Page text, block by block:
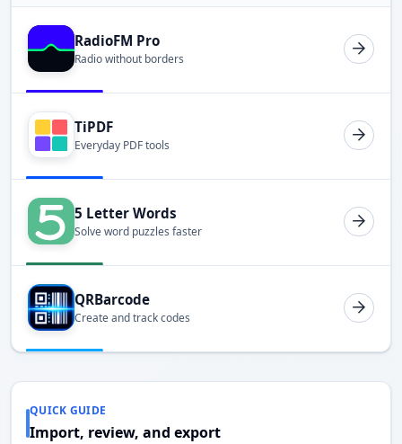
RadioFM Pro
Radio without borders
TiPDF
Everyday PDF tools
5 Letter Words
Solve word puzzles faster
QRBarcode
Create and track codes
QUICK GUIDE
Import, review, and export